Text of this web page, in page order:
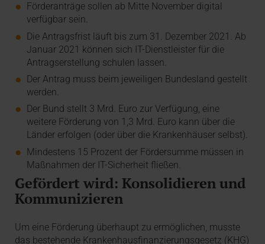
Förderanträge sollen ab Mitte November digital
verfügbar sein.
Die Antragsfrist läuft bis zum 31. Dezember 2021. Ab
Januar 2021 können sich IT-Dienstleister für die
Antragserstellung schulen lassen.
Der Antrag muss beim jeweiligen Bundesland gestellt
werden.
Der Bund stellt 3 Mrd. Euro zur Verfügung, eine
weitere Förderung von 1,3 Mrd. Euro kann über die
Länder erfolgen (oder über die Krankenhäuser selbst).
Mindestens 15 Prozent der Fördersumme müssen in
Maßnahmen der IT-Sicherheit fließen.
Gefördert wird: Konsolidieren und
Kommunizieren
Um eine Förderung überhaupt zu ermöglichen, musste
das bestehende Krankenhausfinanzierungsgesetz (KHG)